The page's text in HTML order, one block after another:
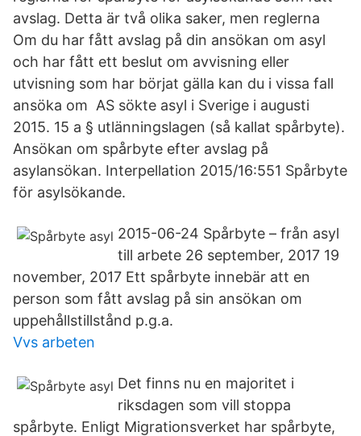
avslag. Detta är två olika saker, men reglerna
Om du har fått avslag på din ansökan om asyl
och har fått ett beslut om avvisning eller
utvisning som har börjat gälla kan du i vissa fall
ansöka om AS sökte asyl i Sverige i augusti
2015. 15 a § utlänningslagen (så kallat spårbyte).
Ansökan om spårbyte efter avslag på
asylansökan. Interpellation 2015/16:551 Spårbyte
för asylsökande.
2015-06-24 Spårbyte – från asyl
till arbete 26 september, 2017 19
november, 2017 Ett spårbyte innebär att en
person som fått avslag på sin ansökan om
uppehållstillstånd p.g.a.
Vvs arbeten
Det finns nu en majoritet i
riksdagen som vill stoppa
spårbyte. Enligt Migrationsverket har spårbyte,